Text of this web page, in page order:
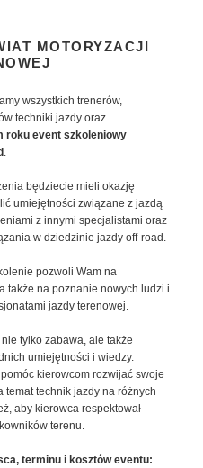
MOTORYZACJI
wszystkich trenerów,
techniki jazdy oraz
roku event szkoleniowy
będziecie mieli okazję
umiejętności związane z jazdą
z innymi specjalistami oraz
w dziedzinie jazdy off-road.
pozwoli Wam na
także na poznanie nowych ludzi i
jazdy terenowej.
tylko zabawa, ale także
umiejętności i wiedzy.
kierowcom rozwijać swoje
technik jazdy na różnych
aby kierowca respektował
terenu.
terminu i kosztów eventu: